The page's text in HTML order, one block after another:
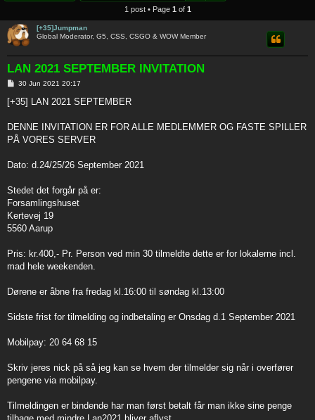
1 post • Page 1 of 1
[+35]Jumpman
Global Moderator, G5, CSS, CSGO & WOW Member
LAN 2021 SEPTEMBER INVITATION
P
s
30 Jun 2021 20:17
[+35] LAN 2021 SEPTEMBER
DENNE INVITATION ER FOR ALLE MEDLEMMER OG FASTE SPILLER
PÅ VORES SERVER
Dato: d.24/25/26 September 2021
Stedet det forgår på er:
Forsamlingshuset
Kertevej 19
5560 Aarup
Pris: kr.400,- Pr. Person ved min 30 tilmeldte dette er for lokalerne incl.
mad hele weekenden.
Dørene er åbne fra fredag kl.16:00 til søndag kl.13:00
Sidste frist for tilmelding og indbetaling er Onsdag d.1 September 2021
Mobilpay: 20 64 68 15
Skriv jeres nick på så jeg kan se hvem der tilmelder sig når i overfører
pengene via mobilpay.
Tilmeldingen er bindende har man først betalt får man ikke sine penge